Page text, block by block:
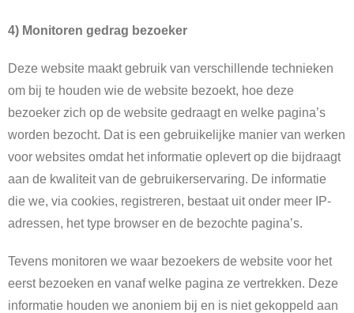
4) Monitoren gedrag bezoeker
Deze website maakt gebruik van verschillende technieken
om bij te houden wie de website bezoekt, hoe deze
bezoeker zich op de website gedraagt en welke pagina’s
worden bezocht. Dat is een gebruikelijke manier van werken
voor websites omdat het informatie oplevert op die bijdraagt
aan de kwaliteit van de gebruikerservaring. De informatie
die we, via cookies, registreren, bestaat uit onder meer IP-
adressen, het type browser en de bezochte pagina’s.
Tevens monitoren we waar bezoekers de website voor het
eerst bezoeken en vanaf welke pagina ze vertrekken. Deze
informatie houden we anoniem bij en is niet gekoppeld aan